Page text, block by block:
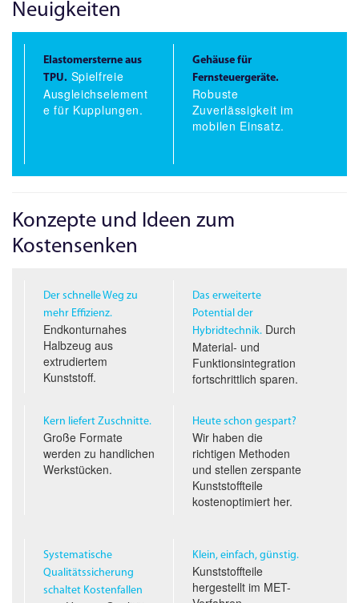
Neuigkeiten
Elastomersterne aus
TPU. Spielfreie
Ausgleichselement
e für Kupplungen.
Gehäuse für
Fernsteuergeräte.
Robuste
Zuverlässigkeit im
mobilen Einsatz.
Konzepte und Ideen zum
Kostensenken
Der schnelle Weg zu
mehr Effizienz.
Endkonturnahes
Halbzeug aus
extrudiertem
Kunststoff.
Das erweiterte
Potential der
Hybridtechnik.Durch
Material- und
Funktionsintegration
fortschrittlich sparen.
Kern liefert Zuschnitte.
Große Formate
werden zu handlichen
Werkstücken.
Heute schon gespart?
Wir haben die
richtigen Methoden
und stellen zerspante
Kunststoffteile
kostenoptimiert her.
Systematische
Qualitäts­sicherung
schaltet Kostenfallen
Klein, einfach, günstig.
Kunststoffteile
hergestellt im MET-